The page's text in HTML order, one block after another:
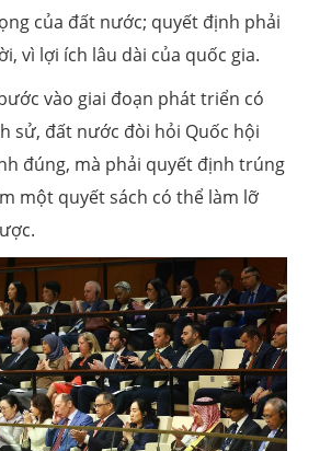
của đất nước; quyết định phải
vì lợi ích lâu dài của quốc gia.
vào giai đoạn phát triển có
sử, đất nước đòi hỏi Quốc hội
đúng, mà phải quyết định trúng
một quyết sách có thể làm lỡ